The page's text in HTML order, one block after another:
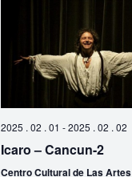
2025 . 02 . 01 -2025 . 02 . 02
Icaro – Cancun-2
Centro Cultural de Las Artes